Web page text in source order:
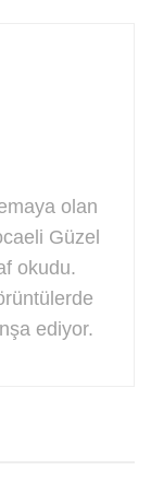
olan
Güzel
okudu.
ediyor.